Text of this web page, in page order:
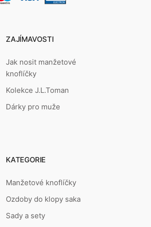
ZAJÍMAVOSTI
Jak nosit manžetové
knoflíčky
Kolekce J.L.Toman
Dárky pro muže
KATEGORIE
Manžetové knoflíčky
Ozdoby do klopy saka
Sady a sety